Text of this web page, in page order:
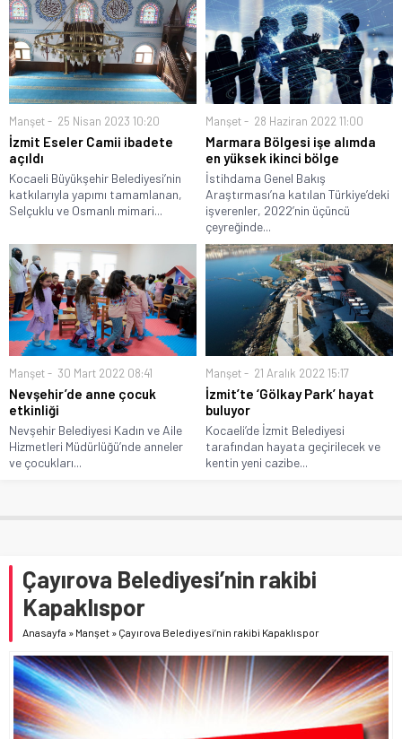
Manşet 25 Nisan 2023 10:20
İzmit Eseler Camii ibadete
açıldı
Kocaeli Büyükşehir Belediyesi’nin
katkılarıyla yapımı tamamlanan,
Selçuklu ve Osmanlı mimari...
Manşet 28 Haziran 2022 11:00
Marmara Bölgesi işe alımda
en yüksek ikinci bölge
İstihdama Genel Bakış
Araştırması’na katılan Türkiye’deki
işverenler, 2022’nin üçüncü
çeyreğinde...
Manşet 30 Mart 2022 08:41
Nevşehir’de anne çocuk
etkinliği
Nevşehir Belediyesi Kadın ve Aile
Hizmetleri Müdürlüğü’nde anneler
ve çocukları...
Manşet 21 Aralık 2022 15:17
İzmit’te ‘Gölkay Park’ hayat
buluyor
Kocaeli’de İzmit Belediyesi
tarafından hayata geçirilecek ve
kentin yeni cazibe...
Çayırova Belediyesi’nin rakibi
Kapaklıspor
Anasayfa » Manşet » Çayırova Belediyesi’nin rakibi Kapaklıspor